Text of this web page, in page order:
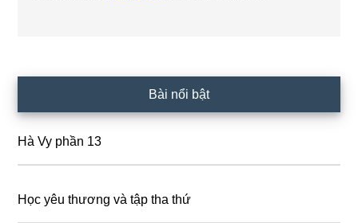
Sidebar
Bài nổi bật
Hà Vy phần 13
Học yêu thương và tập tha thứ